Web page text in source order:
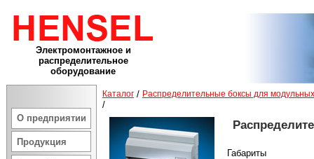
Электромонтажное и
распределительное
оборудование
О предприятии
Продукция
Каталог / Распределительные боксы для модульных
/
Габариты